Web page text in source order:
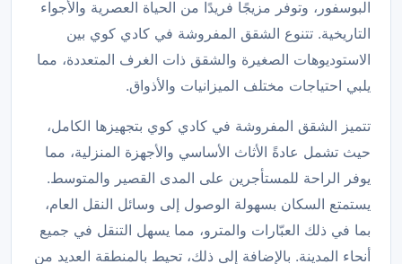
البوسفور، وتوفر مزيجًا فريدًا من الحياة العصرية والأجواء
التاريخية. تتنوع الشقق المفروشة في كادي كوي بين
الاستوديوهات الصغيرة والشقق ذات الغرف المتعددة، مما
يلبي احتياجات مختلف الميزانيات والأذواق.
تتميز الشقق المفروشة في كادي كوي بتجهيزها الكامل،
حيث تشمل عادةً الأثاث الأساسي والأجهزة المنزلية، مما
يوفر الراحة للمستأجرين على المدى القصير والمتوسط.
يستمتع السكان بسهولة الوصول إلى وسائل النقل العام،
بما في ذلك العبّارات والمترو، مما يسهل التنقل في جميع
أنحاء المدينة. بالإضافة إلى ذلك، تحيط بالمنطقة العديد من